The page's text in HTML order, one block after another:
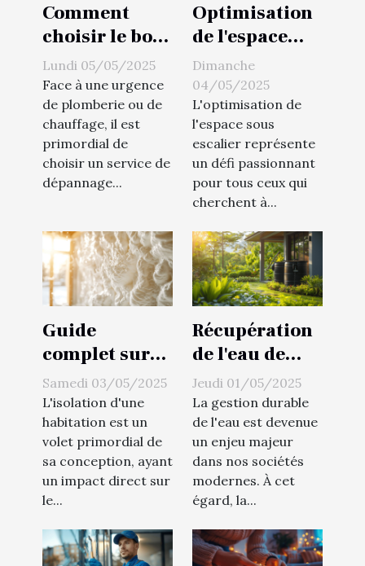
Comment
choisir le bon
service de
dépannage en
plomberie et
chauffage
Lundi 05/05/2025
Face à une urgence
de plomberie ou de
chauffage, il est
primordial de
choisir un service de
dépannage...
Optimisation
de l'espace
sous escalier
idées
innovantes
pour un
rangement
pratique
Dimanche
04/05/2025
L'optimisation de
l'espace sous
escalier représente
un défi passionnant
pour tous ceux qui
cherchent à...
Guide
complet sur
les avantages
de l'isolation
par mousse
projetée
Samedi 03/05/2025
L'isolation d'une
habitation est un
volet primordial de
sa conception, ayant
un impact direct sur
le...
Récupération
de l'eau de
pluie
systèmes et
intégration
dans votre
jardin ou
maison
Jeudi 01/05/2025
La gestion durable
de l'eau est devenue
un enjeu majeur
dans nos sociétés
modernes. À cet
égard, la...